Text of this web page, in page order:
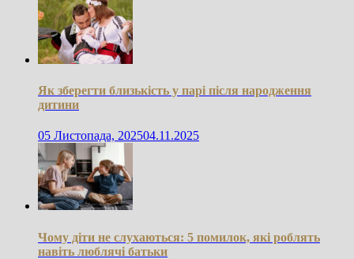
Як зберегти близькість у парі після народження
дитини
05 Листопада, 202504.11.2025
Чому діти не слухаються: 5 помилок, які роблять
навіть люблячі батьки